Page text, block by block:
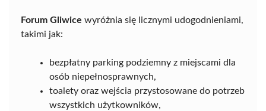
Forum Gliwice wyróżnia się licznymi udogodnieniami,
takimi jak:
bezpłatny parking podziemny z miejscami dla
osób niepełnosprawnych,
toalety oraz wejścia przystosowane do potrzeb
wszystkich użytkowników,